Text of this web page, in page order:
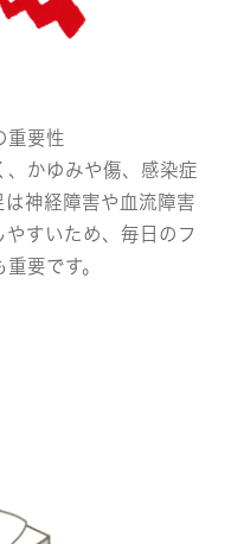
重要性
、かゆみや傷、感染症
神経障害や血流障害
すいため、毎日のフ
要です。